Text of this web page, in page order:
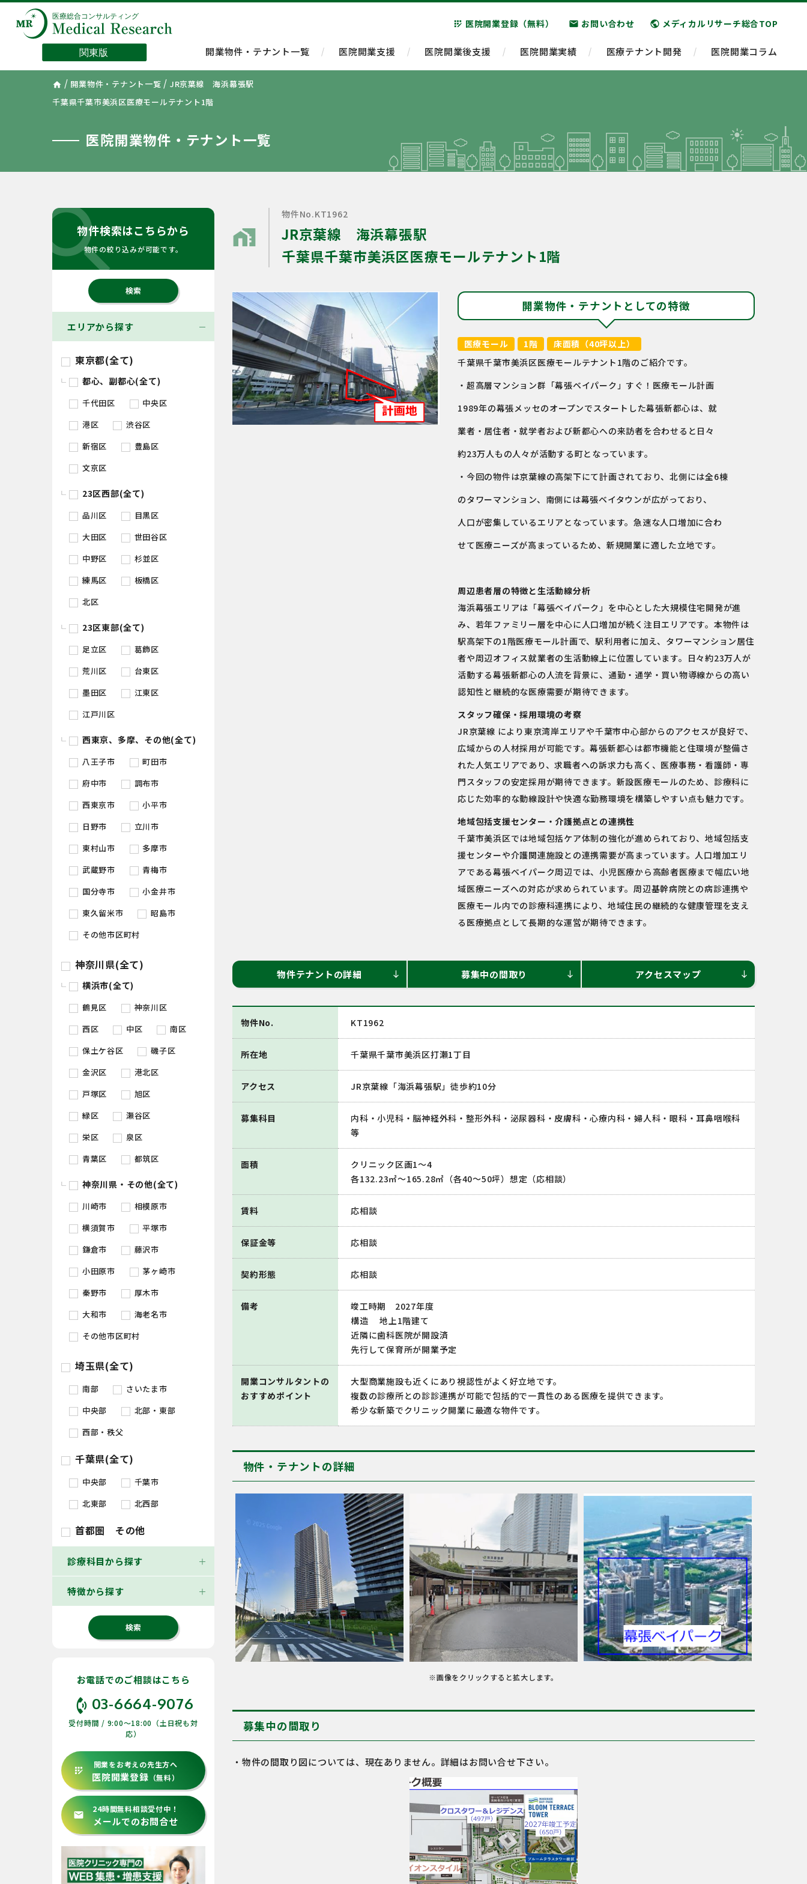
app_registration 医院開業登録（無料） email お問い合わせ public メディカルリサーチ総合TOP
開業物件・テナント一覧 医院開業支援 医院開業後支援 医院開業実績 医療テナント開発 医院開業コラム
home / 開業物件・テナント一覧 / JR京葉線 海浜幕張駅
千葉県千葉市美浜区医療モールテナント1階
医院開業物件・テナント一覧
物件検索はこちらから
物件の絞り込みが可能です。
search
エリアから探す
東京都(全て)
都心、副都心(全て)
千代田区
中央区
港区
渋谷区
新宿区
豊島区
文京区
23区西部(全て)
品川区
目黒区
大田区
世田谷区
中野区
杉並区
練馬区
板橋区
北区
23区東部(全て)
足立区
葛飾区
荒川区
台東区
墨田区
江東区
江戸川区
西東京、多摩、その他(全て)
八王子市
町田市
府中市
調布市
西東京市
小平市
日野市
立川市
東村山市
多摩市
武蔵野市
青梅市
国分寺市
小金井市
東久留米市
昭島市
その他市区町村
神奈川県(全て)
横浜市(全て)
鶴見区
神奈川区
西区
中区
南区
保土ケ谷区
磯子区
金沢区
港北区
戸塚区
旭区
緑区
瀬谷区
栄区
泉区
青葉区
都筑区
神奈川県・その他(全て)
川崎市
相模原市
横須賀市
平塚市
鎌倉市
藤沢市
小田原市
茅ヶ崎市
秦野市
厚木市
大和市
海老名市
その他市区町村
埼玉県(全て)
南部
さいたま市
中央部
北部・東部
西部・秩父
千葉県(全て)
中央部
千葉市
北東部
北西部
首都圏 その他
診療科目から探す
特徴から探す
お電話でのご相談はこちら
phone_in_talk03-6664-9076
受付時間 / 9:00〜18:00（土日祝も対
応）
app_registration
開業をお考えの先生方へ
医院開業登録 （無料）
email
24時間無料相談受付中！
メールでのお問合せ
home_work
物件No.KT1962
JR京葉線 海浜幕張駅
千葉県千葉市美浜区医療モールテナント1階
開業物件・テナントとしての特徴
医療モール 1階
床面積（40坪以上）
千葉県千葉市美浜区医療モールテナント1階のご紹介です。
・超高層マンション群「幕張ベイパーク」すぐ！医療モール計画
1989年の幕張メッセのオープンでスタートした幕張新都心は、就
業者・居住者・就学者および新都心への来訪者を合わせると日々
約23万人もの人々が活動する町となっています。
・今回の物件は京葉線の高架下にて計画されており、北側には全6棟
のタワーマンション、南側には幕張ベイタウンが広がっており、
人口が密集しているエリアとなっています。急速な人口増加に合わ
せて医療ニーズが高まっているため、新規開業に適した立地です。
周辺患者層の特徴と生活動線分析
海浜幕張エリアは「幕張ベイパーク」を中心とした大規模住宅開発が進
み、若年ファミリー層を中心に人口増加が続く注目エリアです。本物件は
駅高架下の1階医療モール計画で、駅利用者に加え、タワーマンション居住
者や周辺オフィス就業者の生活動線上に位置しています。日々約23万人が
活動する幕張新都心の人流を背景に、通勤・通学・買い物導線からの高い
認知性と継続的な医療需要が期待できます。
スタッフ確保・採用環境の考察
JR京葉線 により東京湾岸エリアや千葉市中心部からのアクセスが良好で、
広域からの人材採用が可能です。幕張新都心は都市機能と住環境が整備さ
れた人気エリアであり、求職者への訴求力も高く、医療事務・看護師・専
門スタッフの安定採用が期待できます。新設医療モールのため、診療科に
応じた効率的な動線設計や快適な勤務環境を構築しやすい点も魅力です。
地域包括支援センター・介護拠点との連携性
千葉市美浜区では地域包括ケア体制の強化が進められており、地域包括支
援センターや介護関連施設との連携需要が高まっています。人口増加エリ
アである幕張ベイパーク周辺では、小児医療から高齢者医療まで幅広い地
域医療ニーズへの対応が求められています。周辺基幹病院との病診連携や
医療モール内での診療科連携により、地域住民の継続的な健康管理を支え
る医療拠点として長期的な運営が期待できます。
物件テナントの詳細 south 募集中の間取り south アクセスマップ south
物件No. KT1962
所在地 千葉県千葉市美浜区打瀬1丁目
アクセス JR京葉線「海浜幕張駅」徒歩約10分
募集科目
内科・小児科・脳神経外科・整形外科・泌尿器科・皮膚科・心療内科・婦人科・眼科・耳鼻咽喉科
等
面積
クリニック区画1～4
各132.23㎡～165.28㎡（各40～50坪）想定（応相談）
賃料 応相談
保証金等 応相談
契約形態 応相談
備考
竣工時期 2027年度
構造 地上1階建て
近隣に歯科医院が開設済
先行して保育所が開業予定
開業コンサルタントの
おすすめポイント
大型商業施設も近くにあり視認性がよく好立地です。
複数の診療所との診診連携が可能で包括的で一貫性のある医療を提供できます。
希少な新築でクリニック開業に最適な物件です。
物件・テナントの詳細
※画像をクリックすると拡大します。
募集中の間取り
・物件の間取り図については、現在ありません。詳細はお問い合せ下さい。